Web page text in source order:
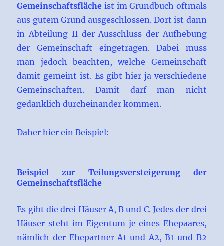
Gemeinschaftsfläche ist im Grundbuch oftmals
aus gutem Grund ausgeschlossen. Dort ist dann
in Abteilung II der Ausschluss der Aufhebung
der Gemeinschaft eingetragen. Dabei muss
man jedoch beachten, welche Gemeinschaft
damit gemeint ist. Es gibt hier ja verschiedene
Gemeinschaften. Damit darf man nicht
gedanklich durcheinander kommen.
Daher hier ein Beispiel:
Beispiel zur Teilungsversteigerung der
Gemeinschaftsfläche
Es gibt die drei Häuser A, B und C. Jedes der drei
Häuser steht im Eigentum je eines Ehepaares,
nämlich der Ehepartner A1 und A2, B1 und B2